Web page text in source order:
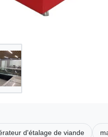
d'étalage de viande